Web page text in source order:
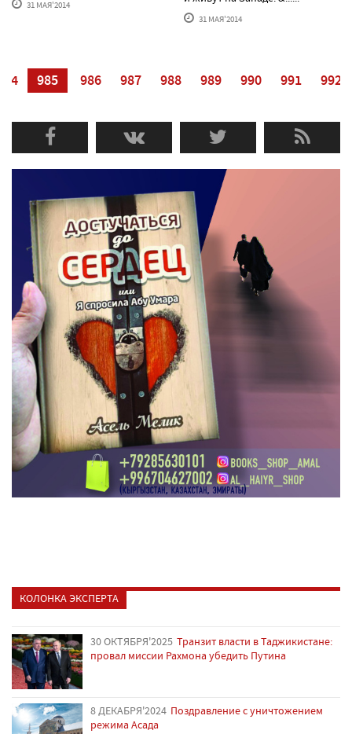
31 МАЯ'2014
31 МАЯ'2014
985 986 987 988 989 990 991 992
КОЛОНКА ЭКСПЕРТА
30 ОКТЯБРЯ'2025 Транзит власти в Таджикистане:
провал миссии Рахмона убедить Путина
8 ДЕКАБРЯ'2024 Поздравление с уничтожением
режима Асада